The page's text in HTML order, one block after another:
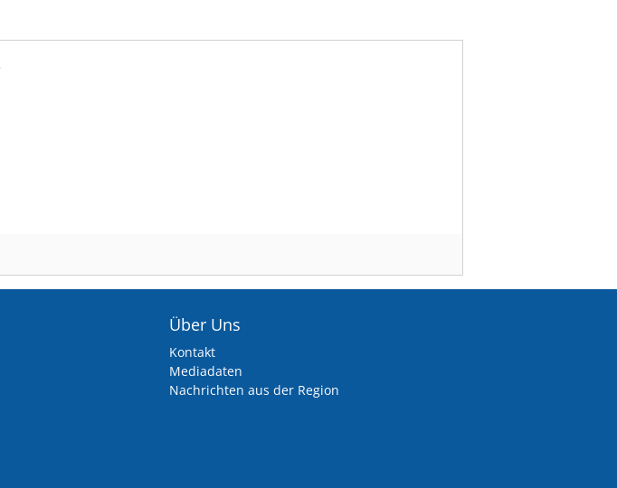
Über Uns
Kontakt
Mediadaten
Nachrichten aus der Region